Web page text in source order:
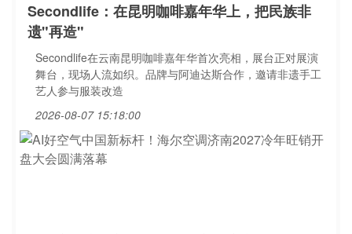
Secondlife：在昆明咖啡嘉年华上，把民族非
遗"再造"
Secondlife在云南昆明咖啡嘉年华首次亮相，展台正对展演
舞台，现场人流如织。品牌与阿迪达斯合作，邀请非遗手工
艺人参与服装改造
2026-08-07 15:18:00